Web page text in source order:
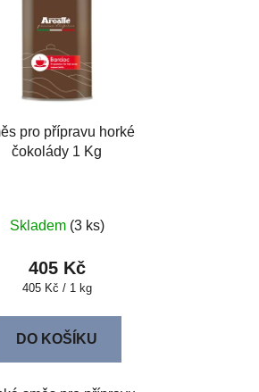
pro přípravu horké
čokolády 1 Kg
Skladem (3 ks)
405 Kč
Měrná
405 Kč / 1 kg
DO KOŠÍKU